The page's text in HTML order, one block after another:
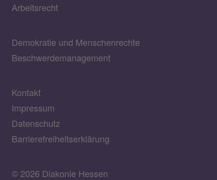
Arbeitsrecht
Demokratie und Menschenrechte
Beschwerdemanagement
Kontakt
Impressum
Datenschutz
Barrierefreiheitserklärung
© 2026 Diakonie Hessen